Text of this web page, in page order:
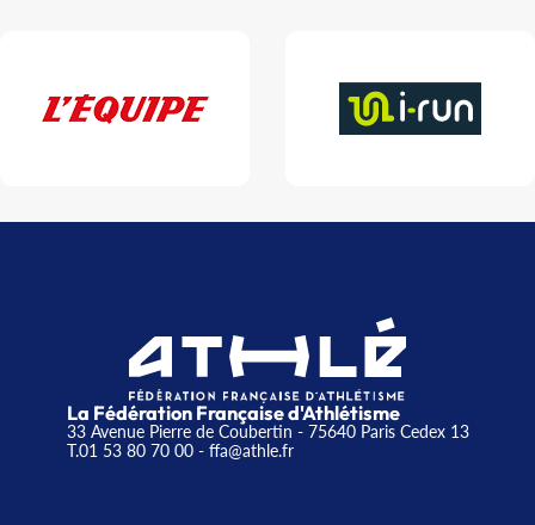
La Fédération Française d'Athlétisme
33 Avenue Pierre de Coubertin - 75640 Paris Cedex 13
T.01 53 80 70 00- ffa@athle.fr